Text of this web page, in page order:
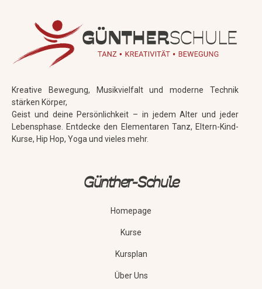
Kreative Bewegung, Musikvielfalt und moderne Technik
stärken Körper,
Geist und deine Persönlichkeit – in jedem Alter und jeder
Lebensphase. Entdecke den Elementaren Tanz, Eltern-Kind-
Kurse, Hip Hop, Yoga und vieles mehr.
Günther-Schule
Homepage
Kurse
Kursplan
Über Uns